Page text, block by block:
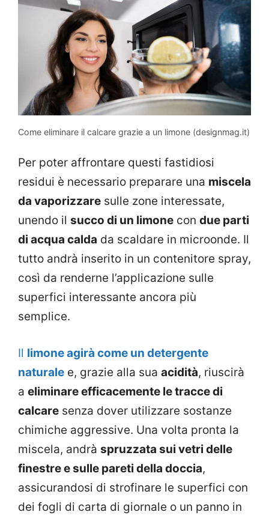
Come eliminare il calcare grazie a un limone (designmag.it)
Per poter affrontare questi fastidiosi
residui è necessario preparare una miscela
da vaporizzare sulle zone interessate,
unendo il succo di un limone con due parti
di acqua calda da scaldare in microonde. Il
tutto andrà inserito in un contenitore spray,
così da renderne l’applicazione sulle
superfici interessante ancora più
semplice.
Il limone agirà come un detergente
naturale e, grazie alla sua acidità, riuscirà
a eliminare efficacemente le tracce di
calcare senza dover utilizzare sostanze
chimiche aggressive. Una volta pronta la
miscela, andrà spruzzata sui vetri delle
finestre e sulle pareti della doccia,
assicurandosi di strofinare le superfici con
dei fogli di carta di giornale o un panno in